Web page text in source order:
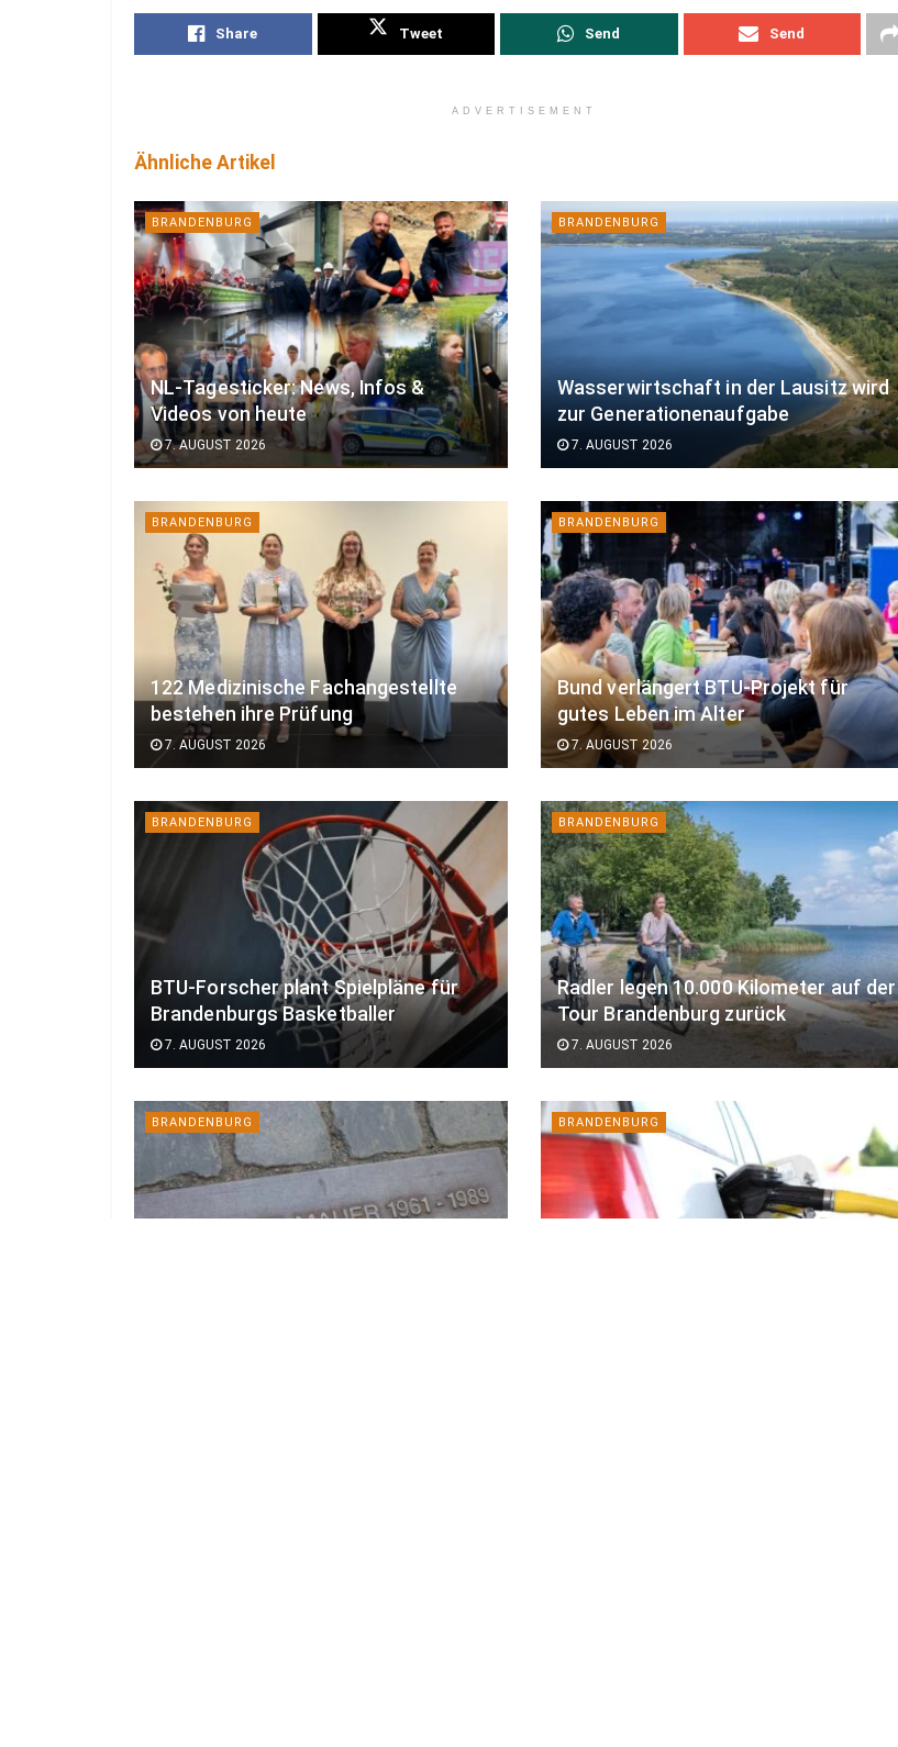
Share Tweet Send Send
ADVERTISEMENT
Ähnliche Artikel
BRANDENBURG
NL-Tagesticker: News, Infos &
Videos von heute
7. AUGUST 2026
BRANDENBURG
Wasserwirtschaft in der Lausitz wird
zur Generationenaufgabe
7. AUGUST 2026
BRANDENBURG
122 Medizinische Fachangestellte
bestehen ihre Prüfung
7. AUGUST 2026
BRANDENBURG
Bund verlängert BTU-Projekt für
gutes Leben im Alter
7. AUGUST 2026
BRANDENBURG
BTU-Forscher plant Spielpläne für
Brandenburgs Basketballer
7. AUGUST 2026
BRANDENBURG
Radler legen 10.000 Kilometer auf der
Tour Brandenburg zurück
7. AUGUST 2026
BRANDENBURG BRANDENBURG